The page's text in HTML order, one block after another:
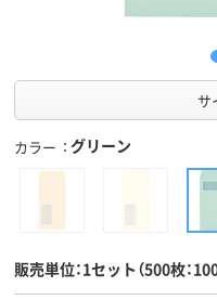
サ
カラー グリーン
販売単位：1セット（500枚：